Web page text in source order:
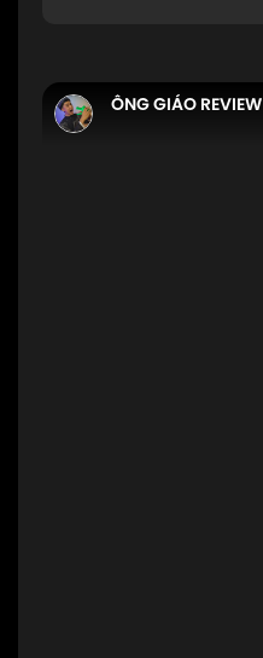
ÔNG GIÁO REVIEW